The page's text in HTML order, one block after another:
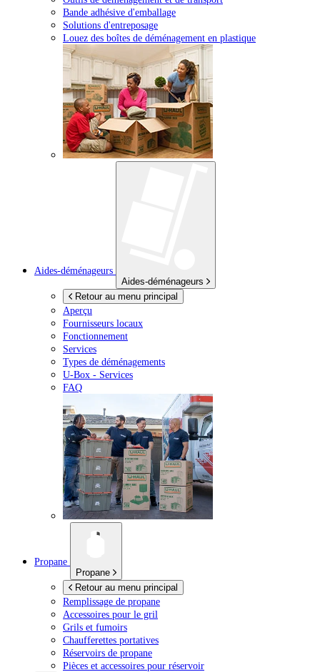
Bande adhésive d'emballage
Solutions d'entreposage
Louez des boîtes de déménagement en plastique
Aides-déménageurs
Aides-déménageurs
Retour au menu principal
Aperçu
Fournisseurs locaux
Fonctionnement
Services
Types de déménagements
U-Box - Services
FAQ
Propane
Propane
Retour au menu principal
Remplissage de propane
Accessoires pour le gril
Grils et fumoirs
Chaufferettes portatives
Réservoirs de propane
Pièces et accessoires pour réservoir